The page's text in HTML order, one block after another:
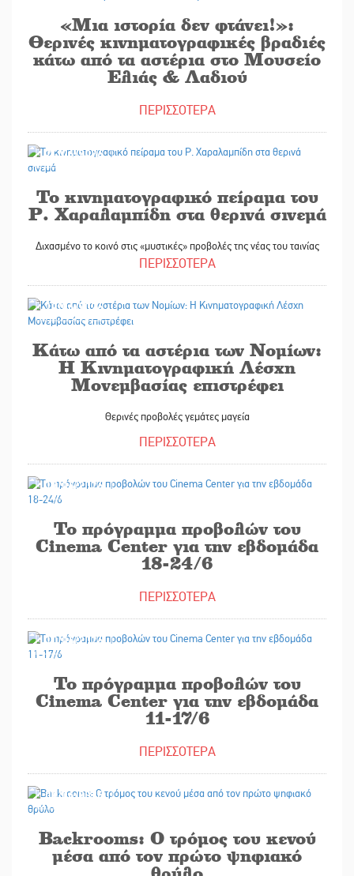
«Μια ιστορία δεν φτάνει!»:
Θερινές κινηματογραφικές βραδιές
κάτω από τα αστέρια στο Μουσείο
Ελιάς & Λαδιού
ΠΕΡΙΣΣΟΤΕΡΑ
24/06/2026
Το κινηματογραφικό πείραμα του
Ρ. Χαραλαμπίδη στα θερινά σινεμά
Διχασμένο το κοινό στις «μυστικές» προβολές της νέας του ταινίας
ΠΕΡΙΣΣΟΤΕΡΑ
19/06/2026
Κάτω από τα αστέρια των Νομίων:
Η Κινηματογραφική Λέσχη
Μονεμβασίας επιστρέφει
Θερινές προβολές γεμάτες μαγεία
ΠΕΡΙΣΣΟΤΕΡΑ
17/06/2026
Το πρόγραμμα προβολών του
Cinema Center για την εβδομάδα
18-24/6
ΠΕΡΙΣΣΟΤΕΡΑ
10/06/2026
Το πρόγραμμα προβολών του
Cinema Center για την εβδομάδα
11-17/6
ΠΕΡΙΣΣΟΤΕΡΑ
09/06/2026
Backrooms: Ο τρόμος του κενού
μέσα από τον πρώτο ψηφιακό